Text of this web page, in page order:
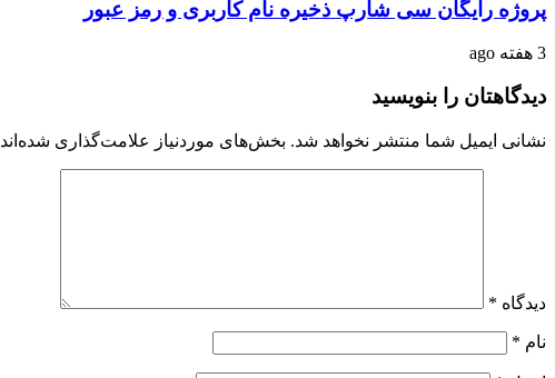
پروژه رایگان سی شارپ ذخیره نام کاربری و رمز عبور
3 هفته ago
دیدگاهتان را بنویسید
نشانی ایمیل شما منتشر نخواهد شد. بخش‌های موردنیاز علامت‌گذاری شده‌اند
دیدگاه *
نام *